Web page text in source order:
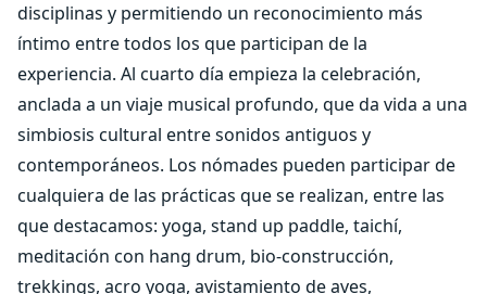
disciplinas y permitiendo un reconocimiento más
íntimo entre todos los que participan de la
experiencia. Al cuarto día empieza la celebración,
anclada a un viaje musical profundo, que da vida a una
simbiosis cultural entre sonidos antiguos y
contemporáneos. Los nómades pueden participar de
cualquiera de las prácticas que se realizan, entre las
que destacamos: yoga, stand up paddle, taichí,
meditación con hang drum, bio-construcción,
trekkings, acro yoga, avistamiento de aves,